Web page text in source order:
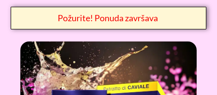
Požurite! Ponuda završava